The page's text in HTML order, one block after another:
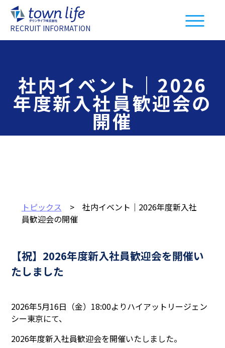
RECRUIT INFORMATION
社内イベント｜2026
年度新入社員歓迎会の
開催
トピックス > 社内イベント｜2026年度新入社
員歓迎会の開催
【祝】2026年度新入社員歓迎会を開催い
たしました
2026年5月16日（金）18:00よりハイアットリージェン
シー東京にて、
2026年度新入社員歓迎会を開催いたしました。